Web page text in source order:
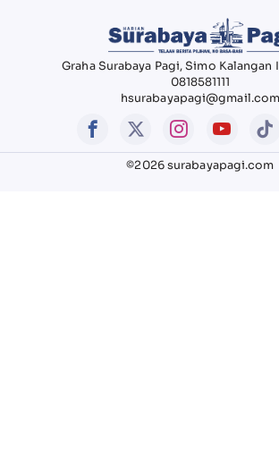
Graha Surabaya Pagi, Simo Kalangan
0818581111
hsurabayapagi@gmail.com
©2026 surabayapagi.com